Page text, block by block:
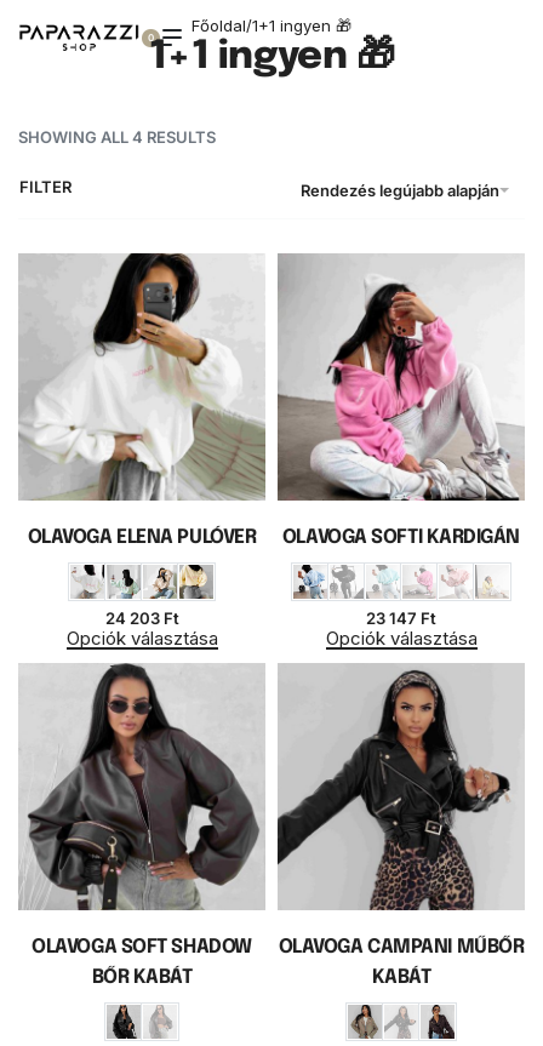
0
Főoldal/1+1 ingyen 🎁
1+1 ingyen 🎁
SHOWING ALL 4 RESULTS
Rendezés legújabb alapján
FILTER
OLAVOGA ELENA PULÓVER
24 203 Ft
Opciók választása
OLAVOGA SOFTI KARDIGÁN
23 147 Ft
Opciók választása
OLAVOGA SOFT SHADOW
BŐR KABÁT
OLAVOGA CAMPANI MŰBŐR
KABÁT